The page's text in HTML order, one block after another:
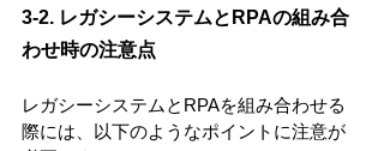
3-2. レガシーシステムとRPAの組み合
わせ時の注意点
レガシーシステムとRPAを組み合わせる
際には、以下のようなポイントに注意が